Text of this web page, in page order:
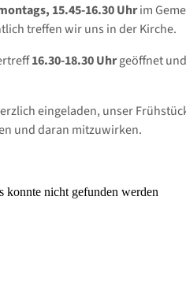
15.45-16.30 Uhrim
treffen wir uns in der Kirche.
16.30-18.30 Uhrgeöffnet
eingeladen, unser
und daran mitzuwirken.